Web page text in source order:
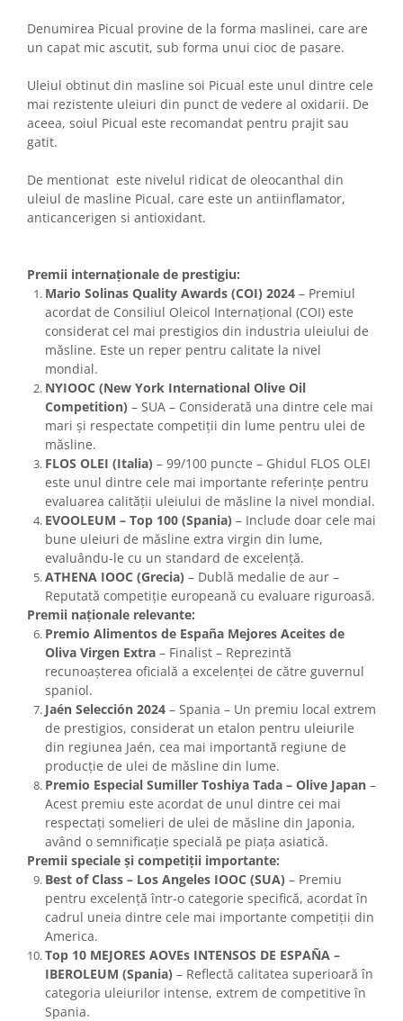
Denumirea Picual provine de la forma maslinei, care are
un capat mic ascutit, sub forma unui cioc de pasare.
Uleiul obtinut din masline soi Picual este unul dintre cele
mai rezistente uleiuri din punct de vedere al oxidarii. De
aceea, soiul Picual este recomandat pentru prajit sau
gatit.
De mentionat este nivelul ridicat de oleocanthal din
uleiul de masline Picual, care este un antiinflamator,
anticancerigen si antioxidant.
Premii internaționale de prestigiu:
Mario Solinas Quality Awards (COI) 2024 – Premiul
acordat de Consiliul Oleicol Internațional (COI) este
considerat cel mai prestigios din industria uleiului de
măsline. Este un reper pentru calitate la nivel
mondial.
NYIOOC (New York International Olive Oil
Competition) – SUA – Considerată una dintre cele mai
mari și respectate competiții din lume pentru ulei de
măsline.
FLOS OLEI (Italia) – 99/100 puncte – Ghidul FLOS OLEI
este unul dintre cele mai importante referințe pentru
evaluarea calității uleiului de măsline la nivel mondial.
EVOOLEUM – Top 100 (Spania) – Include doar cele mai
bune uleiuri de măsline extra virgin din lume,
evaluându-le cu un standard de excelență.
ATHENA IOOC (Grecia) – Dublă medalie de aur –
Reputată competiție europeană cu evaluare riguroasă.
Premii naționale relevante:
Premio Alimentos de España Mejores Aceites de
Oliva Virgen Extra – Finalist – Reprezintă
recunoașterea oficială a excelenței de către guvernul
spaniol.
Jaén Selección 2024 – Spania – Un premiu local extrem
de prestigios, considerat un etalon pentru uleiurile
din regiunea Jaén, cea mai importantă regiune de
producție de ulei de măsline din lume.
Premio Especial Sumiller Toshiya Tada – Olive Japan –
Acest premiu este acordat de unul dintre cei mai
respectați somelieri de ulei de măsline din Japonia,
având o semnificație specială pe piața asiatică.
Premii speciale și competiții importante:
Best of Class – Los Angeles IOOC (SUA) – Premiu
pentru excelență într-o categorie specifică, acordat în
cadrul uneia dintre cele mai importante competiții din
America.
Top 10 MEJORES AOVEs INTENSOS DE ESPAÑA –
IBEROLEUM (Spania) – Reflectă calitatea superioară în
categoria uleiurilor intense, extrem de competitive în
Spania.